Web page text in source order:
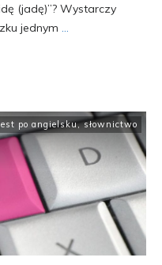
(jadę)”? Wystarczy
jednym
po angielsku,słownictwo